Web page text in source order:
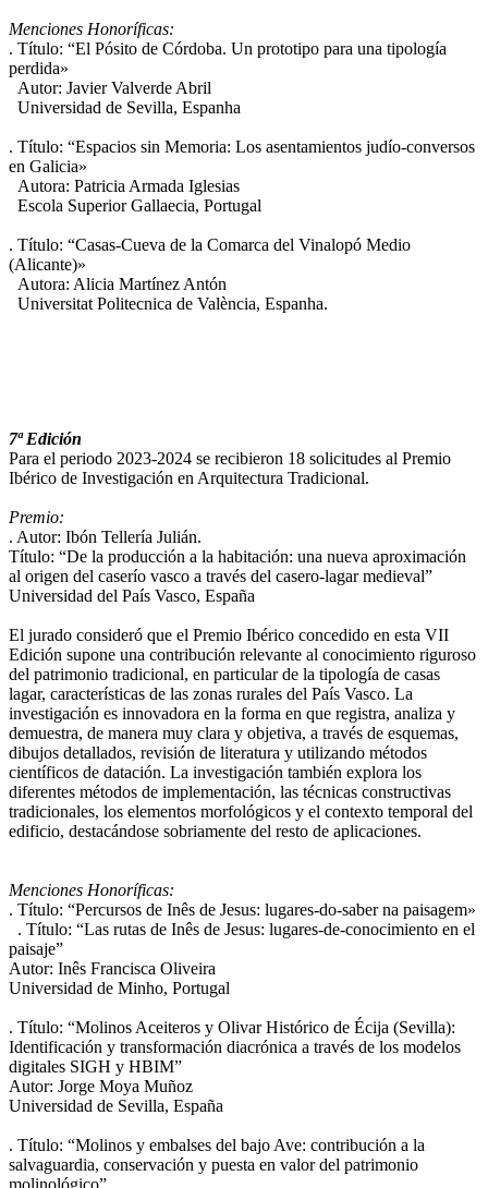
Menciones Honoríficas:
. Título: “El Pósito de Córdoba. Un prototipo para una tipología
perdida»
Autor: Javier Valverde Abril
Universidad de Sevilla, Espanha
. Título: “Espacios sin Memoria: Los asentamientos judío-conversos
en Galicia»
Autora: Patricia Armada Iglesias
Escola Superior Gallaecia, Portugal
. Título: “Casas-Cueva de la Comarca del Vinalopó Medio
(Alicante)»
Autora: Alicia Martínez Antón
Universitat Politecnica de València, Espanha.
7ª Edición
Para el periodo 2023-2024 se recibieron 18 solicitudes al Premio
Ibérico de Investigación en Arquitectura Tradicional.
Premio:
. Autor: Ibón Tellería Julián.
Título: “De la producción a la habitación: una nueva aproximación
al origen del caserío vasco a través del casero-lagar medieval”
Universidad del País Vasco, España
El jurado consideró que el Premio Ibérico concedido en esta VII
Edición supone una contribución relevante al conocimiento riguroso
del patrimonio tradicional, en particular de la tipología de casas
lagar, características de las zonas rurales del País Vasco. La
investigación es innovadora en la forma en que registra, analiza y
demuestra, de manera muy clara y objetiva, a través de esquemas,
dibujos detallados, revisión de literatura y utilizando métodos
científicos de datación. La investigación también explora los
diferentes métodos de implementación, las técnicas constructivas
tradicionales, los elementos morfológicos y el contexto temporal del
edificio, destacándose sobriamente del resto de aplicaciones.
Menciones Honoríficas:
. Título: “Percursos de Inês de Jesus: lugares-do-saber na paisagem»
. Título: “Las rutas de Inês de Jesus: lugares-de-conocimiento en el
paisaje”
Autor: Inês Francisca Oliveira
Universidad de Minho, Portugal
. Título: “Molinos Aceiteros y Olivar Histórico de Écija (Sevilla):
Identificación y transformación diacrónica a través de los modelos
digitales SIGH y HBIM”
Autor: Jorge Moya Muñoz
Universidad de Sevilla, España
. Título: “Molinos y embalses del bajo Ave: contribución a la
salvaguardia, conservación y puesta en valor del patrimonio
molinológico”